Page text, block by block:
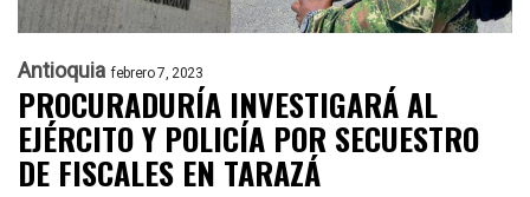
Antioquia febrero 7, 2023
PROCURADURÍA INVESTIGARÁ AL
EJÉRCITO Y POLICÍA POR SECUESTRO
DE FISCALES EN TARAZÁ